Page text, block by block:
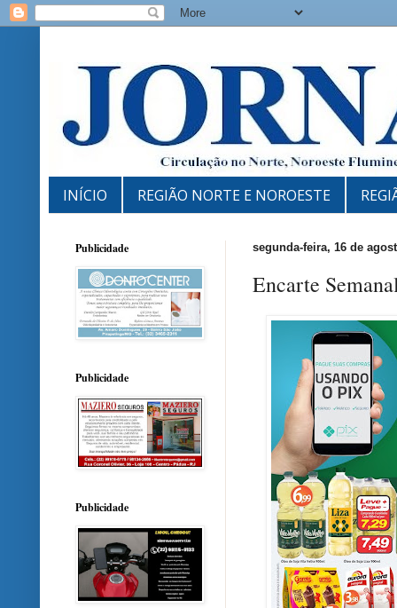
INÍCIO REGIÃO NORTE E NOROESTE
segunda-feira, 16 de
Encarte
Publicidade
Publicidade
Publicidade